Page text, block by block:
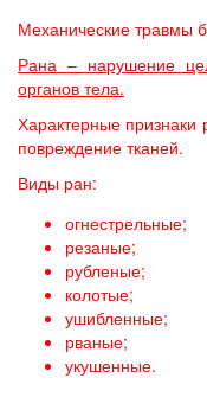
Механические травмы
Рана – нарушение
органов тела.
Характерные признаки
повреждение тканей.
Виды ран:
огнестрельные;
резаные;
рубленые;
колотые;
ушибленные;
рваные;
укушенные.